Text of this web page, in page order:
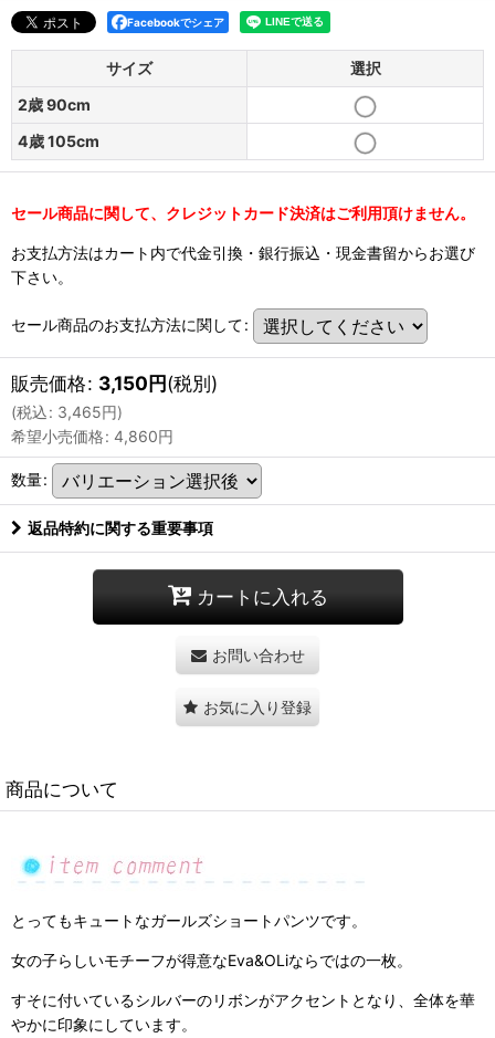
Facebookでシェア
サイズ
選択
2歳 90cm
4歳 105cm
セール商品に関して、クレジットカード決済はご利用頂けません。
お支払方法はカート内で代金引換・銀行振込・現金書留からお選び
下さい。
セール商品のお支払方法に関して:
販売価格: 3,150円(税別)
(税込: 3,465円)
希望小売価格: 4,860円
数量:
返品特約に関する重要事項
カートに入れる
お問い合わせ
お気に入り登録
商品について
とってもキュートなガールズショートパンツです。
女の子らしいモチーフが得意なEva&OLiならではの一枚。
すそに付いているシルバーのリボンがアクセントとなり、全体を華
やかに印象にしています。